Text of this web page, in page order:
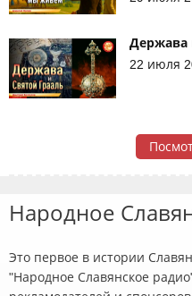
Держава
22 июля
Народное
Это первое в истории
"Народное Славянское